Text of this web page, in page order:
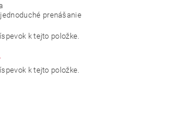
prenášanie
k tejto položke.
k tejto položke.